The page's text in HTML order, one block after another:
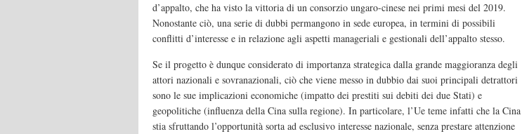
d’appalto, che ha visto la vittoria di un consorzio ungaro-cinese nei primi mesi del 2019.
Nonostante ciò, una serie di dubbi permangono in sede europea, in termini di possibili
conflitti d’interesse e in relazione agli aspetti manageriali e gestionali dell’appalto stesso.
Se il progetto è dunque considerato di importanza strategica dalla grande maggioranza degli
attori nazionali e sovranazionali, ciò che viene messo in dubbio dai suoi principali detrattori
sono le sue implicazioni economiche (impatto dei prestiti sui debiti dei due Stati) e
geopolitiche (influenza della Cina sulla regione). In particolare, l’Ue teme infatti che la Cina
stia sfruttando l’opportunità sorta ad esclusivo interesse nazionale, senza prestare attenzione